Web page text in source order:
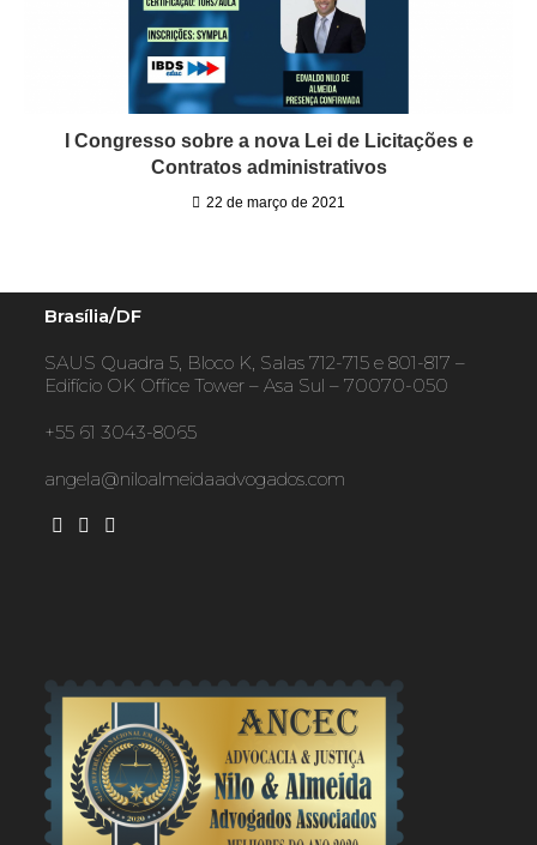
I Congresso sobre a nova Lei de Licitações e
Contratos administrativos
22 de março de 2021
Brasília/DF
SAUS Quadra 5, Bloco K, Salas 712-715 e 801-817 –
Edifício OK Office Tower – Asa Sul – 70070-050
+55 61 3043-8065
angela@niloalmeidaadvogados.com